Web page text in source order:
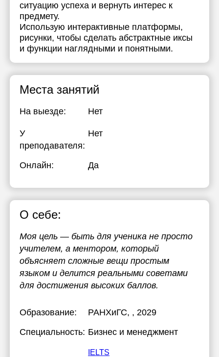
ситуацию успеха и вернуть интерес к
предмету.
Использую интерактивные платформы,
рисунки, чтобы сделать абстрактные иксы
и функции наглядными и понятными.
Места занятий
На выезде: Нет
У
преподавателя:
Нет
Онлайн: Да
О себе:
Моя цель — быть для ученика не просто
учителем, а ментором, который
объясняет сложные вещи простым
языком и делится реальными советами
для достижения высоких баллов.
Образование: РАНХиГС, , 2029
Специальность: Бизнес и менеджмент
IELTS